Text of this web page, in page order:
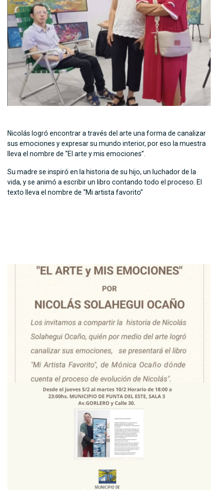
Nicolás logró encontrar a través del arte una forma de canalizar
sus emociones y expresar su mundo interior, por eso la muestra
lleva el nombre de “El arte y mis emociones”.
Su madre se inspiró en la historia de su hijo, un luchador de la
vida, y se animó a escribir un libro contando todo el proceso. El
texto lleva el nombre de “Mi artista favorito”